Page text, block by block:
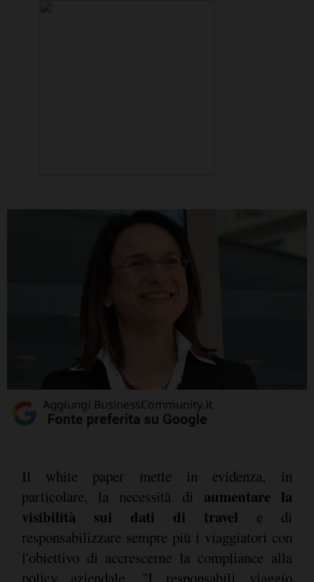
Il white paper mette in evidenza, in
particolare, la necessità di aumentare la
visibilità sui dati di travel e di
responsabilizzare sempre più i viaggiatori con
l'obiettivo di accrescerne la compliance alla